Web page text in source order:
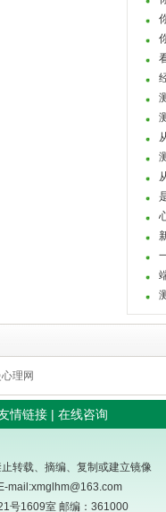
理网
情链接 | 在线咨询
转载、摘编、复制或建立镜像
mail:xmglhm@163.com
号1609室 邮编：361000